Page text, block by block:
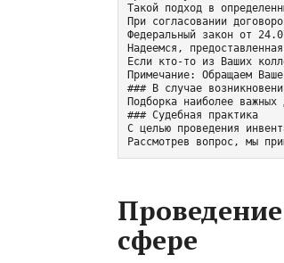
Такой подход в
При согласовании
Федеральный закон от
Надеемся,
Если кто-то из Ваших
Примечание: Обращаем
### В случае
Подборка наиболее
### Судебная практика
С целью проведения
Рассмотрев вопрос, мы
сфере